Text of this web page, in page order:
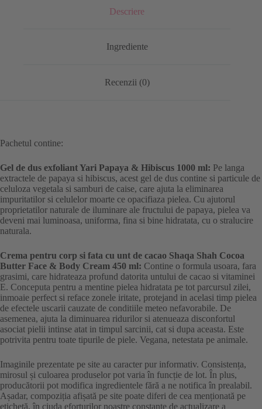
Descriere
Ingrediente
Recenzii (0)
Pachetul contine:
Gel de dus exfoliant Yari Papaya & Hibiscus 1000 ml: Pe langa
extractele de papaya si hibiscus, acest gel de dus contine si particule de
celuloza vegetala si samburi de caise, care ajuta la eliminarea
impuritatilor si celulelor moarte ce opacifiaza pielea. Cu ajutorul
proprietatilor naturale de iluminare ale fructului de papaya, pielea va
deveni mai luminoasa, uniforma, fina si bine hidratata, cu o stralucire
naturala.
Crema pentru corp si fata cu unt de cacao Shaqa Shah Cocoa
Butter Face & Body Cream 450 ml: Contine o formula usoara, fara
grasimi, care hidrateaza profund datorita untului de cacao si vitaminei
E. Conceputa pentru a mentine pielea hidratata pe tot parcursul zilei,
inmoaie perfect si reface zonele iritate, protejand in acelasi timp pielea
de efectele uscarii cauzate de conditiile meteo nefavorabile. De
asemenea, ajuta la diminuarea ridurilor si atenueaza disconfortul
asociat pielii intinse atat in timpul sarcinii, cat si dupa aceasta. Este
potrivita pentru toate tipurile de piele. Vegana, netestata pe animale.
Imaginile prezentate pe site au caracter pur informativ. Consistența,
mirosul și culoarea produselor pot varia în funcție de lot. În plus,
producătorii pot modifica ingredientele fără a ne notifica în prealabil.
Așadar, compoziția afișată pe site poate diferi de cea menționată pe
etichetă, în ciuda eforturilor noastre constante de actualizare a